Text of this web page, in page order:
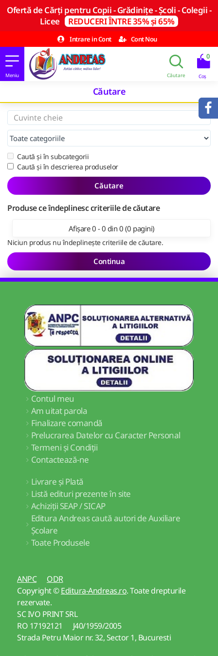
Ofertă de Cărți pentru Copii - Grădinițe - Școli - Colegii -
Licee REDUCERI ÎNTRE 35% și 65%
Intrare in Cont
Cont Nou
0
Căutare
Caută și în subcategorii
Caută și în descrierea produselor
Căutare
Produse ce îndeplinesc criteriile de căutare
Afișare 0 - 0 din 0 (0 pagini)
Niciun produs nu îndeplinește criteriile de căutare.
Continua
Contul meu
Am uitat parola
Finalizare comandă
Prelucrarea Datelor cu Caracter Personal
Termeni și Condiții
Contactează-ne
Livrare și Plată
Listă edituri prezente în site
Achiziții SEAP / SICAP
Editura Andreas caută autori de Auxiliare
Școlare
Toate Produsele
ANPC
ODR
Copyright ©Editura-Andreas.ro. Toate drepturile
rezervate.
SC IVO PRINT SRL
RO 17192121 J40/1959/2005
Strada Petru Maior nr. 32, Sector 1, Bucuresti